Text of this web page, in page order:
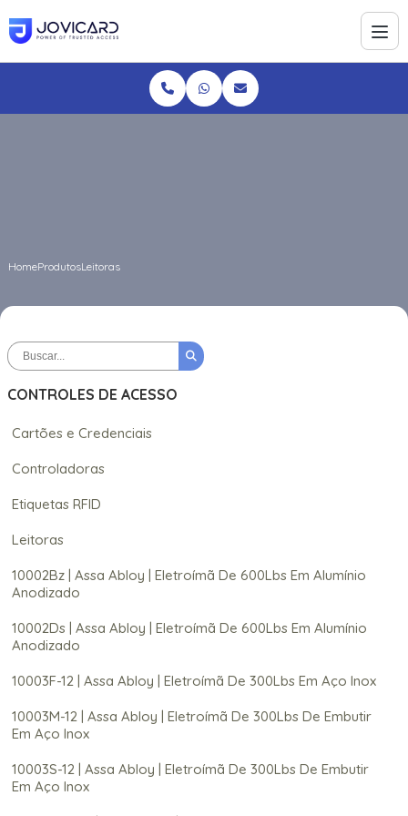
HomeProdutosLeitoras
CONTROLES DE ACESSO
Cartões e Credenciais
Controladoras
Etiquetas RFID
Leitoras
10002Bz | Assa Abloy | Eletroímã De 600Lbs Em Alumínio
Anodizado
10002Ds | Assa Abloy | Eletroímã De 600Lbs Em Alumínio
Anodizado
10003F-12 | Assa Abloy | Eletroímã De 300Lbs Em Aço Inox
10003M-12 | Assa Abloy | Eletroímã De 300Lbs De Embutir
Em Aço Inox
10003S-12 | Assa Abloy | Eletroímã De 300Lbs De Embutir
Em Aço Inox